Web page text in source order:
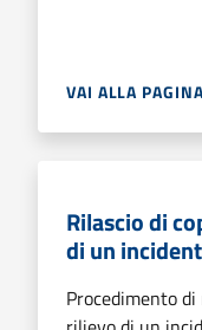
VAI ALLA PAGINA
Rilascio di
di un
Procedimento